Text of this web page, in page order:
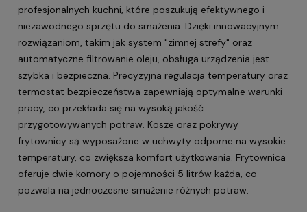
profesjonalnych kuchni, które poszukują efektywnego i
niezawodnego sprzętu do smażenia. Dzięki innowacyjnym
rozwiązaniom, takim jak system "zimnej strefy" oraz
automatyczne filtrowanie oleju, obsługa urządzenia jest
szybka i bezpieczna. Precyzyjna regulacja temperatury oraz
termostat bezpieczeństwa zapewniają optymalne warunki
pracy, co przekłada się na wysoką jakość
przygotowywanych potraw. Kosze oraz pokrywy
frytownicy są wyposażone w uchwyty odporne na wysokie
temperatury, co zwiększa komfort użytkowania. Frytownica
oferuje dwie komory o pojemności 5 litrów każda, co
pozwala na jednoczesne smażenie różnych potraw.